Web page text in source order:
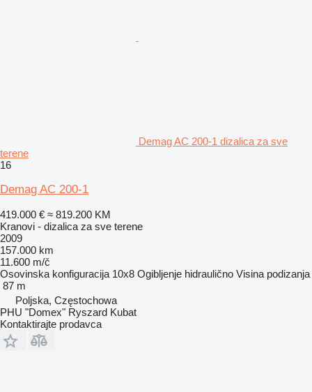
Demag AC 200-1 dizalica za sve
terene
16
Demag AC 200-1
419.000 € ≈ 819.200 KM
Kranovi - dizalica za sve terene
2009
157.000 km
11.600 m/č
Osovinska konfiguracija 10x8 Ogibljenje hidraulično Visina podizanja
87 m
Poljska, Częstochowa
PHU "Domex" Ryszard Kubat
Kontaktirajte prodavca